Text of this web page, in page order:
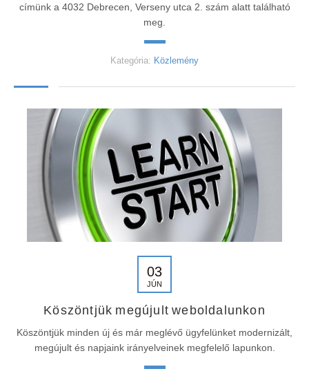
címünk a 4032 Debrecen, Verseny utca 2. szám alatt található
meg.
Kategória: Közlemény
03
JÚN
Köszöntjük megújult weboldalunkon
Köszöntjük minden új és már meglévő ügyfelünket modernizált,
megújult és napjaink irányelveinek megfelelő lapunkon.